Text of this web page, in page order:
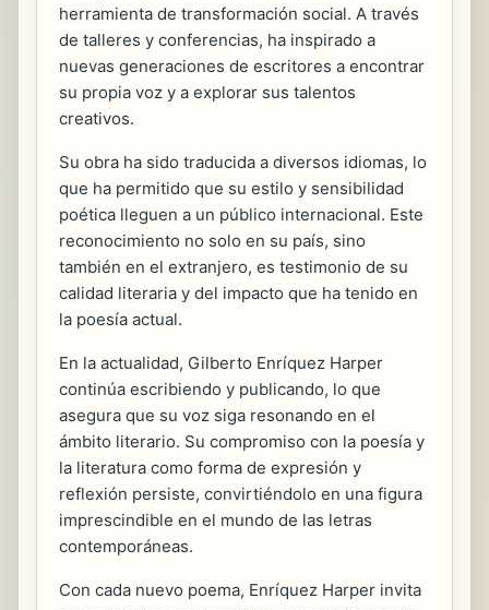
herramienta de transformación social. A través
de talleres y conferencias, ha inspirado a
nuevas generaciones de escritores a encontrar
su propia voz y a explorar sus talentos
creativos.
Su obra ha sido traducida a diversos idiomas, lo
que ha permitido que su estilo y sensibilidad
poética lleguen a un público internacional. Este
reconocimiento no solo en su país, sino
también en el extranjero, es testimonio de su
calidad literaria y del impacto que ha tenido en
la poesía actual.
En la actualidad, Gilberto Enríquez Harper
continúa escribiendo y publicando, lo que
asegura que su voz siga resonando en el
ámbito literario. Su compromiso con la poesía y
la literatura como forma de expresión y
reflexión persiste, convirtiéndolo en una figura
imprescindible en el mundo de las letras
contemporáneas.
Con cada nuevo poema, Enríquez Harper invita